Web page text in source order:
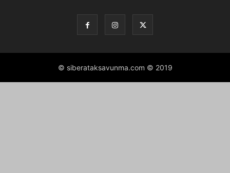
© siberataksavunma.com © 2019